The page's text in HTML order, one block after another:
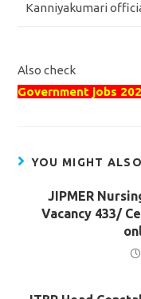
Kanniyakumari
Also check
Government jobs
YOU MIGHT
JIPMER
Vacancy 433/